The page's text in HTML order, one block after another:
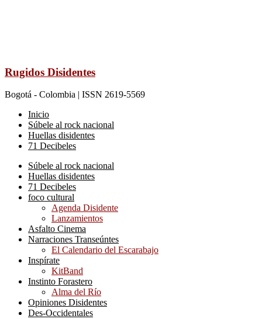
Rugidos Disidentes
Bogotá - Colombia | ISSN 2619-5569
Inicio
Súbele al rock nacional
Huellas disidentes
71 Decibeles
Súbele al rock nacional
Huellas disidentes
71 Decibeles
foco cultural
Agenda Disidente
Lanzamientos
Asfalto Cinema
Narraciones Transeúntes
El Calendario del Escarabajo
Inspírate
KitBand
Instinto Forastero
Alma del Río
Opiniones Disidentes
Des-Occidentales